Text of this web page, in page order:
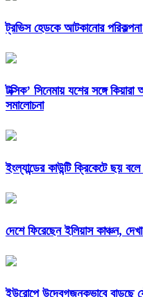
ট্রভিস হেডকে আটকানোর
টক্সিক’ সিনেমায় যশের সঙ্গে
সমালোচনা
ইংল্যান্ডের কাউন্টি ক্রিকেটে ছয়
দেশে ফিরেছেন ইলিয়াস কাঞ্চন,
ইউরোপে উদ্বেগজনকভাবে বাড়ছে